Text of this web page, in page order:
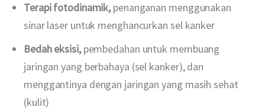
Terapi fotodinamik,penanganan menggunakan
sinar laser untuk menghancurkan sel kanker
Bedah eksisi,pembedahan untuk membuang
jaringan yang berbahaya (sel kanker), dan
menggantinya dengan jaringan yang masih sehat
(kulit)